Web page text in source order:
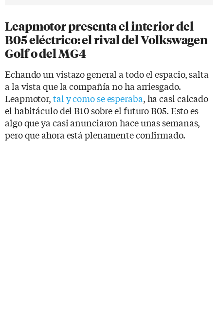
Leapmotor presenta el interior del
B05 eléctrico: el rival del Volkswagen
Golf o del MG4
Echando un vistazo general a todo el espacio, salta
a la vista que la compañía no ha arriesgado.
Leapmotor,tal y como se esperaba, ha casi calcado
el habitáculo del B10 sobre el futuro B05. Esto es
algo que ya casi anunciaron hace unas semanas,
pero que ahora está plenamente confirmado.